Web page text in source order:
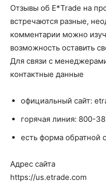
Отзывы об E*Trade на
встречаются разные,
комментарии можно
возможность оставить
Для связи с
контактные данные
официальный сайт:
горячая линия: 800-
есть форма обратной
Адрес сайта
https://us.etrade.com